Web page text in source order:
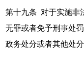
第十九条 对于实施非
无罪或者免予刑事处
政务处分或者其他处